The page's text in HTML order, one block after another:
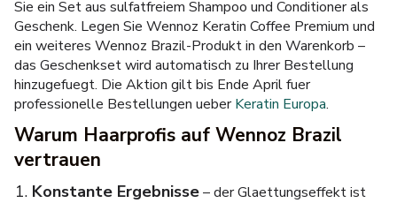
Sie ein Set aus sulfatfreiem Shampoo und Conditioner als
Geschenk. Legen Sie Wennoz Keratin Coffee Premium und
ein weiteres Wennoz Brazil-Produkt in den Warenkorb –
das Geschenkset wird automatisch zu Ihrer Bestellung
hinzugefuegt. Die Aktion gilt bis Ende April fuer
professionelle Bestellungen ueberKeratin Europa.
Warum Haarprofis auf Wennoz Brazil
vertrauen
Konstante Ergebnisse– der Glaettungseffekt ist